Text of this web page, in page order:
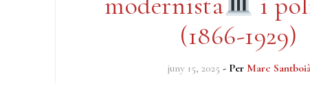
(1866-1929)
juny 15, 2025 - Per Marc